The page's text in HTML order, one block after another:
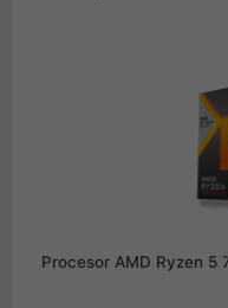
więcej niż procesor. To
Procesor AMD Ryzen 5